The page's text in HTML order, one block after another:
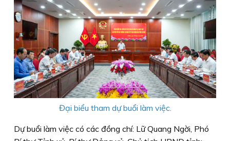
Đại biểu tham dự buổi làm việc.
Dự buổi làm việc có các đồng chí: Lữ Quang Ngời, Phó